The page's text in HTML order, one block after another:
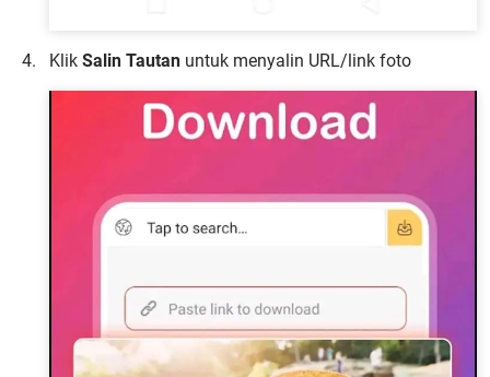
Klik Salin Tautan untuk menyalin URL/link foto